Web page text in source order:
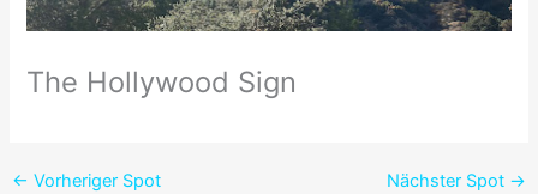
The Hollywood Sign
← Vorheriger Spot Nächster Spot →